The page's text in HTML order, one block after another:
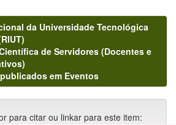
da Universidade Tecnológica
de Servidores (Docentes e
em Eventos
para citar ou linkar para este item: